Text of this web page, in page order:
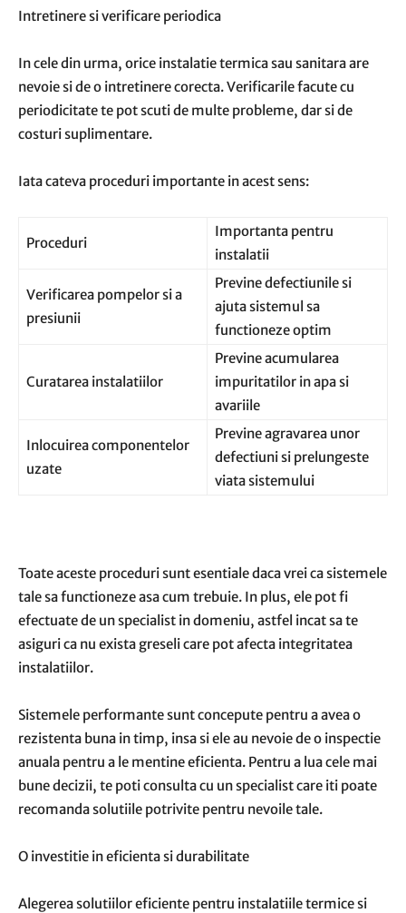
Intretinere si verificare periodica
In cele din urma, orice instalatie termica sau sanitara are
nevoie si de o intretinere corecta. Verificarile facute cu
periodicitate te pot scuti de multe probleme, dar si de
costuri suplimentare.
Iata cateva proceduri importante in acest sens:
Proceduri
Importanta pentru
instalatii
Verificarea pompelor si a
presiunii
Previne defectiunile si
ajuta sistemul sa
functioneze optim
Curatarea instalatiilor
Previne acumularea
impuritatilor in apa si
avariile
Inlocuirea componentelor
uzate
Previne agravarea unor
defectiuni si prelungeste
viata sistemului
Toate aceste proceduri sunt esentiale daca vrei ca sistemele
tale sa functioneze asa cum trebuie. In plus, ele pot fi
efectuate de un specialist in domeniu, astfel incat sa te
asiguri ca nu exista greseli care pot afecta integritatea
instalatiilor.
Sistemele performante sunt concepute pentru a avea o
rezistenta buna in timp, insa si ele au nevoie de o inspectie
anuala pentru a le mentine eficienta. Pentru a lua cele mai
bune decizii, te poti consulta cu un specialist care iti poate
recomanda solutiile potrivite pentru nevoile tale.
O investitie in eficienta si durabilitate
Alegerea solutiilor eficiente pentru instalatiile termice si